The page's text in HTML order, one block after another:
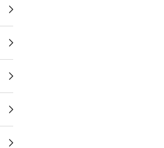
聴
験